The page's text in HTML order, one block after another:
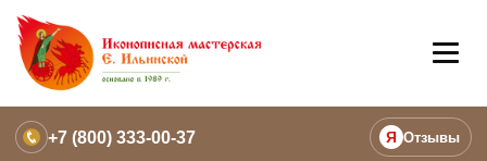
+7 (800) 333-00-37 Я Отзывы